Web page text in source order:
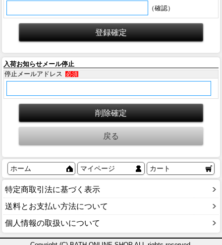
（確認）
入荷お知らせメール停止
停止メールアドレス
必須
ホーム マイページ カート
特定商取引法に基づく表示
送料とお支払い方法について
個人情報の取扱いについて